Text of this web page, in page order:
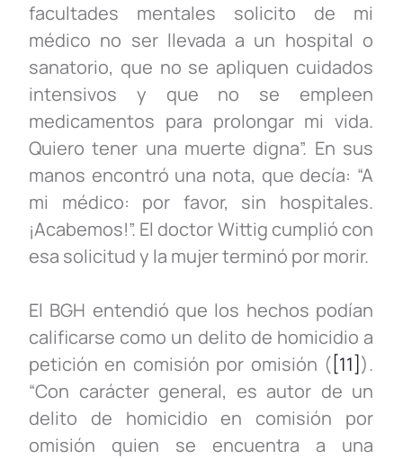
facultades mentales solicito de mi
médico no ser llevada a un hospital o
sanatorio, que no se apliquen cuidados
intensivos y que no se empleen
medicamentos para prolongar mi vida.
Quiero tener una muerte digna”. En sus
manos encontró una nota, que decía: “A
mi médico: por favor, sin hospitales.
¡Acabemos!”. El doctor Wittig cumplió con
esa solicitud y la mujer terminó por morir.
El BGH entendió que los hechos podían
calificarse como un delito de homicidio a
petición en comisión por omisión ( [11] ).
“Con carácter general, es autor de un
delito de homicidio en comisión por
omisión quien se encuentra a una